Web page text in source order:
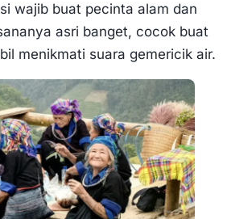
wajib buat pecinta alam dan
asri banget, cocok buat
menikmati suara gemericik air.